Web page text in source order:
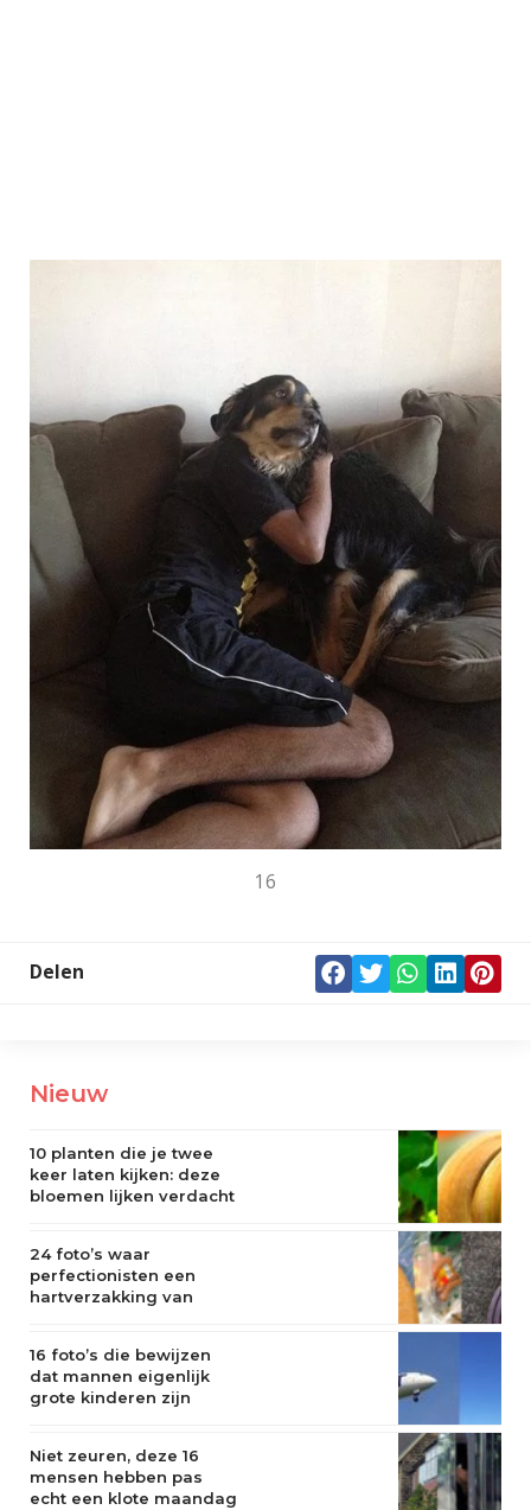
16
Delen
Nieuw
10 planten die je twee
keer laten kijken: deze
bloemen lijken verdacht
24 foto’s waar
perfectionisten een
hartverzakking van
16 foto’s die bewijzen
dat mannen eigenlijk
grote kinderen zijn
Niet zeuren, deze 16
mensen hebben pas
echt een klote maandag